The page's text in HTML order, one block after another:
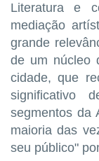
Literatura e
mediação
grande
de um núcleo
cidade, que
significativo
segmentos da
maioria das
seu público"